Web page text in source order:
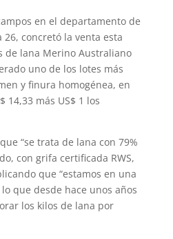
en el departamento de
concretó la venta esta
de lana Merino Australiano
uno de los lotes más
y finura homogénea, en
14,33 más US$ 1 los
“se trata de lana con 79%
con grifa certificada RWS,
que “estamos en una
que desde hace unos años
los kilos de lana por